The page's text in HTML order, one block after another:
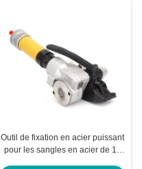
Outil de fixation en acier puissant
pour les sangles en acier de 19